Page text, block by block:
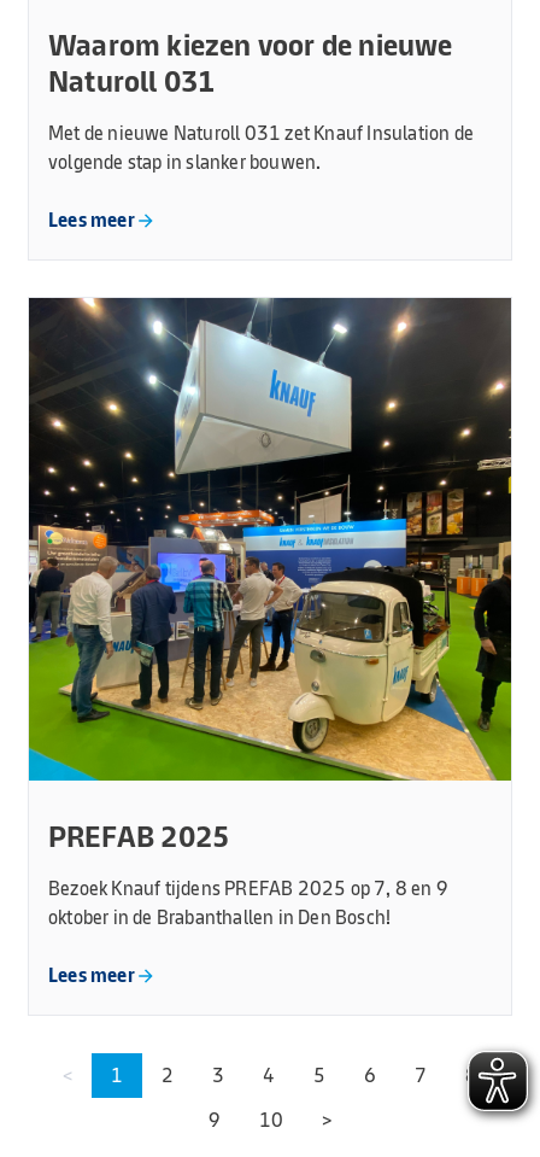
Waarom kiezen voor de nieuwe
Naturoll 031
Met de nieuwe Naturoll 031 zet Knauf Insulation de
volgende stap in slanker bouwen.
Lees meer
PREFAB 2025
Bezoek Knauf tijdens PREFAB 2025 op 7, 8 en 9
oktober in de Brabanthallen in Den Bosch!
Lees meer
< 1 2 3 4 5 6 7
8
9
10 >